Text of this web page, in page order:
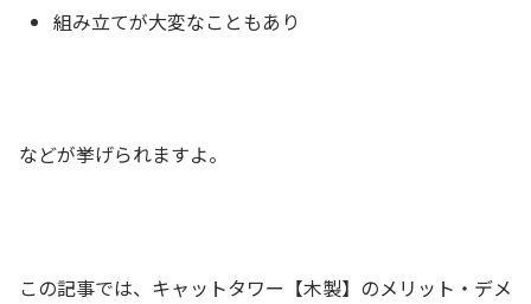
組み立てが大変なこともあり
などが挙げられますよ。
この記事では、キャットタワー【木製】のメリット・デメ